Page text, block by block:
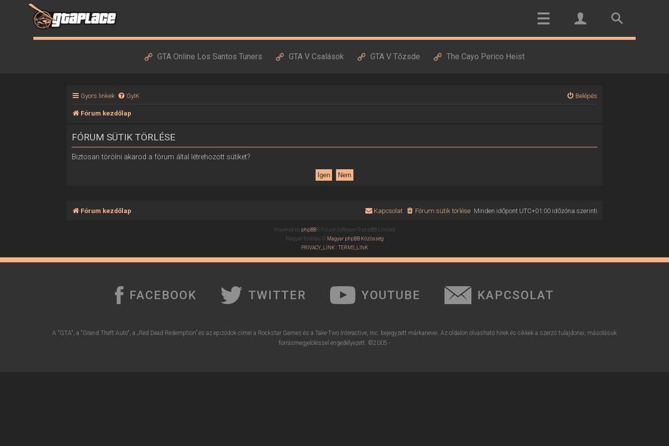
GTA Online Los Santos Tuners GTA V Csalások GTA V Tőzsde The Cayo Perico Heist
Gyors linkek GyIK Belépés
Fórum kezdőlap
FÓRUM SÜTIK TÖRLÉSE
Biztosan törölni akarod a fórum által létrehozott sütiket?
Fórum kezdőlap Minden időpont UTC+01:00időzóna szerinti
Fórum sütik törlése
Kapcsolat
Powered by phpBB® Forum Software © phpBB Limited
Magyar fordítás © Magyar phpBB Közösség
PRIVACY_LINK |TERMS_LINK
FACEBOOK TWITTER YOUTUBE KAPCSOLAT
A "GTA", a "Grand Theft Auto", a „Red Dead Redemption” és az epizódok címei a Rockstar Games és a Take-Two Interactive, Inc. bejegyzett márkanevei. Az oldalon olvasható hírek és cikkek a szerző tulajdonai, másolásuk
forrásmegjelöléssel engedélyezett. ©2005 -